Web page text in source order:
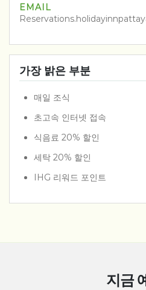
EMAIL
가장 밝은 부분
매일 조식
초고속 인터넷 접속
식음료 20% 할인
세탁 20% 할인
IHG 리워드 포인트
지금